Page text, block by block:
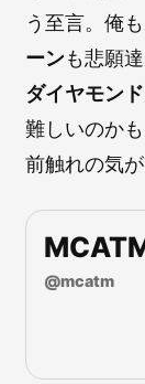
う至言。俺
ーンも悲願
ダイヤモンド
難しいのか
前触れの気
@mcatm